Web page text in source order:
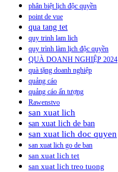
phân biệt lịch độc quyền
point de vue
qua tang tet
quy trinh lam lich
quy trình làm lịch độc quyền
QUÀ DOANH NGHIỆP 2024
quà tặng doanh nghiệp
quảng cáo
quảng cáo ấn tượng
Rawenstvo
san xuat lich
san xuat lich de ban
san xuat lich doc quyen
san xuat lich go de ban
san xuat lich tet
san xuat lich treo tuong